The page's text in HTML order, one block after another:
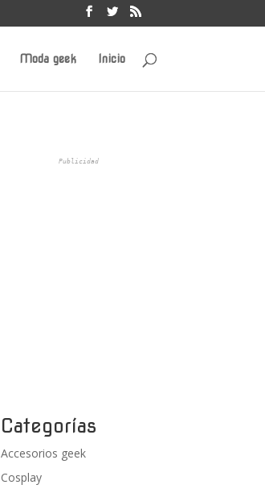
Moda geek Inicio
Publicidad
Categorías
Accesorios geek
Cosplay